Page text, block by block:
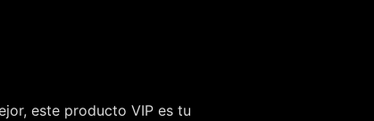
este producto VIP es tu